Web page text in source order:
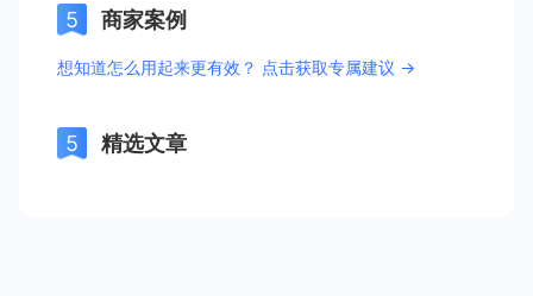
商家案例
想知道怎么用起来更有效？ 点击获取专属建议 →
精选文章